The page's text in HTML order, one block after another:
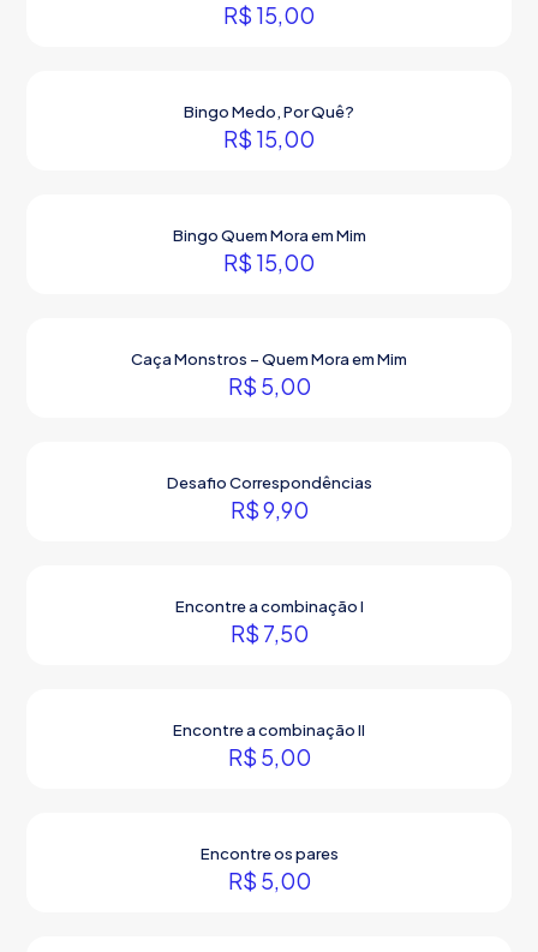
R$ 15,00
Bingo Medo, Por Quê?
R$ 15,00
Bingo Quem Mora em Mim
R$ 15,00
Caça Monstros – Quem Mora em Mim
R$ 5,00
Desafio Correspondências
R$9,90
Encontre a combinação I
R$ 7,50
Encontre a combinação II
R$ 5,00
Encontre os pares
R$ 5,00